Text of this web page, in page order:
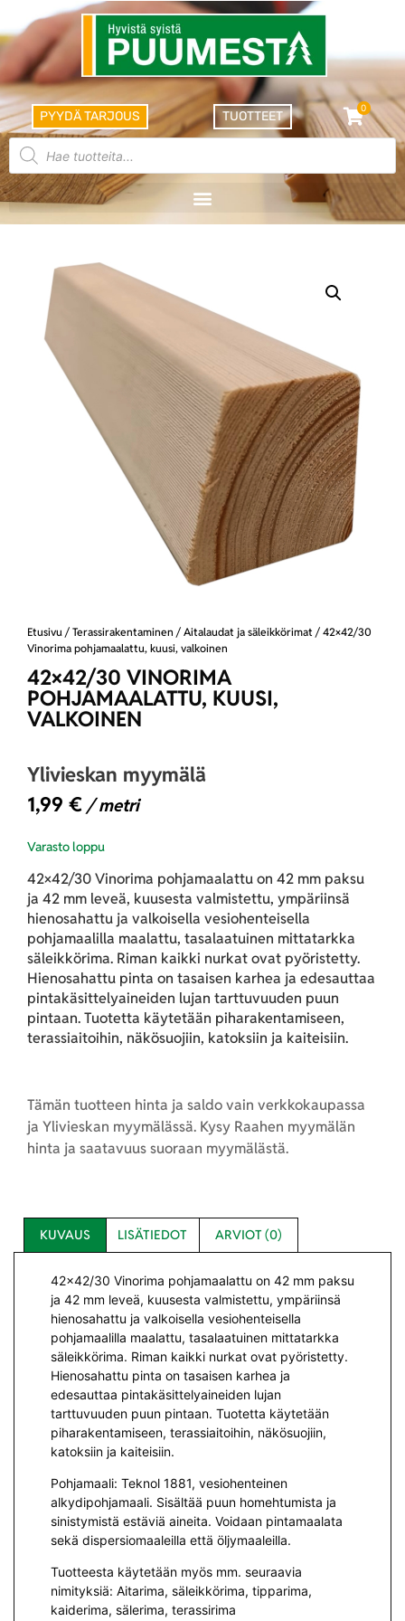
PYYDÄ TARJOUS TUOTTEET
0
Etusivu / Terassirakentaminen / Aitalaudat ja säleikkörimat / 42×42/30
Vinorima pohjamaalattu, kuusi, valkoinen
42×42/30 VINORIMA
POHJAMAALATTU, KUUSI,
VALKOINEN
Ylivieskan myymälä
1,99 € / metri
Varasto loppu
42×42/30 Vinorima pohjamaalattu on 42 mm paksu
ja 42 mm leveä, kuusesta valmistettu, ympäriinsä
hienosahattu ja valkoisella vesiohenteisella
pohjamaalilla maalattu, tasalaatuinen mittatarkka
säleikkörima. Riman kaikki nurkat ovat pyöristetty.
Hienosahattu pinta on tasaisen karhea ja edesauttaa
pintakäsittelyaineiden lujan tarttuvuuden puun
pintaan. Tuotetta käytetään piharakentamiseen,
terassiaitoihin, näkösuojiin, katoksiin ja kaiteisiin.
Tämän tuotteen hinta ja saldo vain verkkokaupassa
ja Ylivieskan myymälässä. Kysy Raahen myymälän
hinta ja saatavuus suoraan myymälästä.
KUVAUS LISÄTIEDOT ARVIOT (0)
42×42/30 Vinorima pohjamaalattu on 42 mm paksu
ja 42 mm leveä, kuusesta valmistettu, ympäriinsä
hienosahattu ja valkoisella vesiohenteisella
pohjamaalilla maalattu, tasalaatuinen mittatarkka
säleikkörima. Riman kaikki nurkat ovat pyöristetty.
Hienosahattu pinta on tasaisen karhea ja
edesauttaa pintakäsittelyaineiden lujan
tarttuvuuden puun pintaan. Tuotetta käytetään
piharakentamiseen, terassiaitoihin, näkösuojiin,
katoksiin ja kaiteisiin.
Pohjamaali: Teknol 1881, vesiohenteinen
alkydipohjamaali. Sisältää puun homehtumista ja
sinistymistä estäviä aineita. Voidaan pintamaalata
sekä dispersiomaaleilla että öljymaaleilla.
Tuotteesta käytetään myös mm. seuraavia
nimityksiä: Aitarima, säleikkörima, tipparima,
kaiderima, sälerima, terassirima